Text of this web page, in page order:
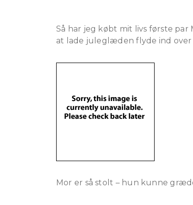
Så har jeg købt mit livs første
at lade juleglæden flyde ind over
Mor er så stolt – hun kunne